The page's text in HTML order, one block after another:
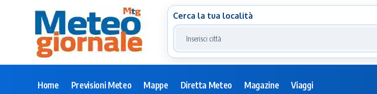
Cerca la tua località
Home Previsioni Meteo Mappe Diretta Meteo Magazine Viaggi